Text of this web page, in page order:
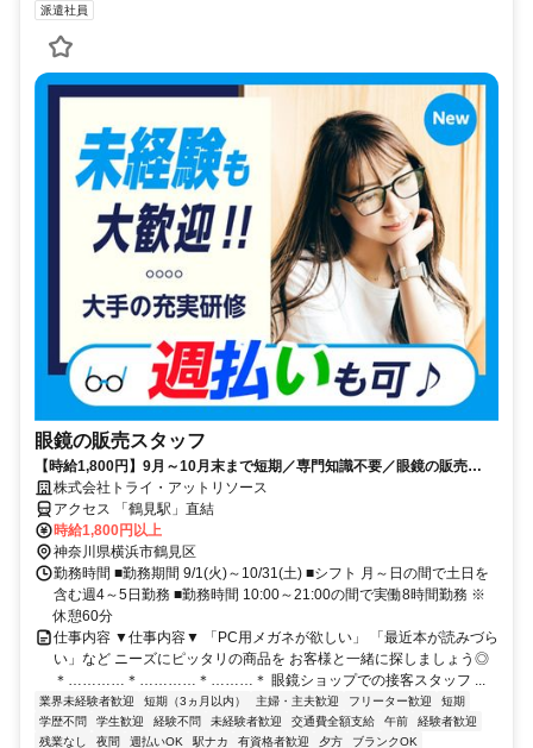
派遣社員
眼鏡の販売スタッフ
【時給1,800円】9月～10月末まで短期／専門知識不要／眼鏡の販売
STAFF／未経験歓迎／週4日～OK
株式会社トライ・アットリソース
アクセス 「鶴見駅」直結
時給1,800円以上
神奈川県横浜市鶴見区
勤務時間 ■勤務期間 9/1(火)～10/31(土) ■シフト 月～日の間で土日を
含む週4～5日勤務 ■勤務時間 10:00～21:00の間で実働8時間勤務 ※
休憩60分
仕事内容 ▼仕事内容▼ 「PC用メガネが欲しい」 「最近本が読みづら
い」など ニーズにピッタリの商品を お客様と一緒に探しましょう◎
＊…………＊…………＊………＊ 眼鏡ショップでの接客スタッフ ...
業界未経験者歓迎 短期（3ヵ月以内） 主婦・主夫歓迎 フリーター歓迎
短期
学歴不問
学生歓迎 経験不問 未経験者歓迎 交通費全額支給 午前
経験者歓迎
残業なし
夜間 週払いOK 駅ナカ 有資格者歓迎 夕方 ブランクOK